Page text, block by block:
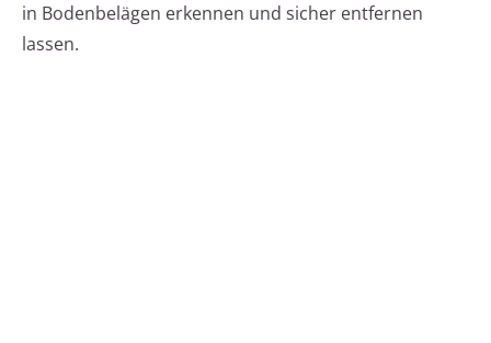
in Bodenbelägen erkennen und sicher entfernen
lassen.